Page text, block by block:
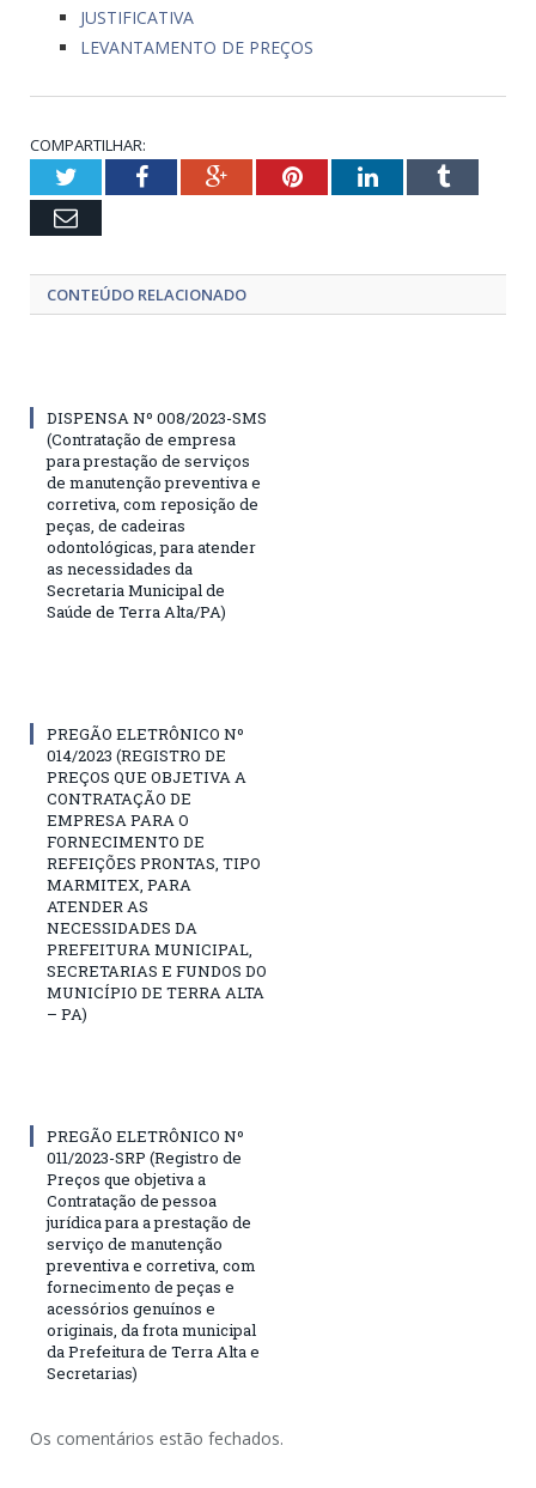
JUSTIFICATIVA
LEVANTAMENTO DE PREÇOS
COMPARTILHAR:
TwitterFacebookGoogle+PinterestLinkedInTumblr
Email
CONTEÚDO RELACIONADO
DISPENSA Nº 008/2023-SMS
(Contratação de empresa
para prestação de serviços
de manutenção preventiva e
corretiva, com reposição de
peças, de cadeiras
odontológicas, para atender
as necessidades da
Secretaria Municipal de
Saúde de Terra Alta/PA)
PREGÃO ELETRÔNICO Nº
014/2023 (REGISTRO DE
PREÇOS QUE OBJETIVA A
CONTRATAÇÃO DE
EMPRESA PARA O
FORNECIMENTO DE
REFEIÇÕES PRONTAS, TIPO
MARMITEX, PARA
ATENDER AS
NECESSIDADES DA
PREFEITURA MUNICIPAL,
SECRETARIAS E FUNDOS DO
MUNICÍPIO DE TERRA ALTA
– PA)
PREGÃO ELETRÔNICO Nº
011/2023-SRP (Registro de
Preços que objetiva a
Contratação de pessoa
jurídica para a prestação de
serviço de manutenção
preventiva e corretiva, com
fornecimento de peças e
acessórios genuínos e
originais, da frota municipal
da Prefeitura de Terra Alta e
Secretarias)
Os comentários estão fechados.